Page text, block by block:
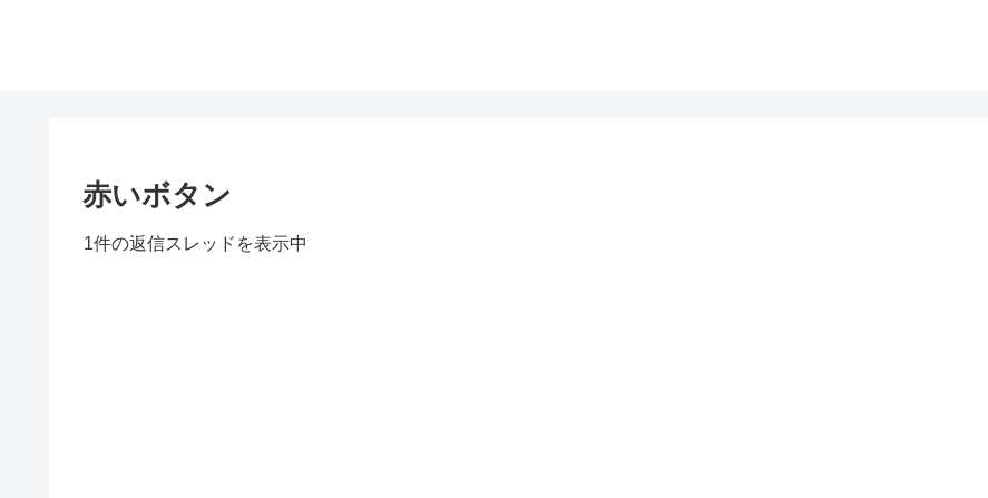
赤いボタン
1件の返信スレッドを表示中